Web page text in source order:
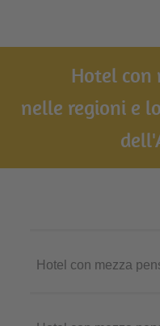
Hotel con
nelle regioni e
Hotel con mezza